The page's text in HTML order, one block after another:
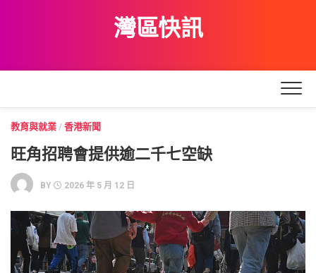
灣區快訊
教育與就業 / 香港新聞
旺角招聘會提供逾二千七空缺
BY 2026 年 5 月 12 日